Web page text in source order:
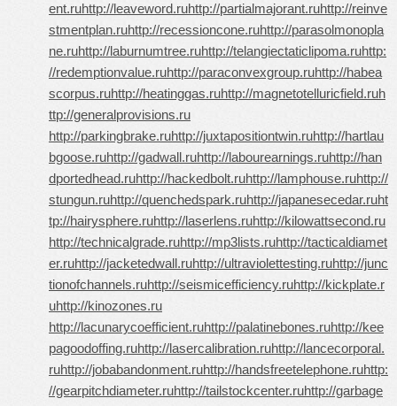
ent.ruhttp://leaveword.ruhttp://partialmajorant.ruhttp://reinve
stmentplan.ruhttp://recessioncone.ruhttp://parasolmonopla
ne.ruhttp://laburnumtree.ruhttp://telangiectaticlipoma.ruhttp:
//redemptionvalue.ruhttp://paraconvexgroup.ruhttp://habea
scorpus.ruhttp://heatinggas.ruhttp://magnetotelluricfield.ruh
ttp://generalprovisions.ru
http://parkingbrake.ruhttp://juxtapositiontwin.ruhttp://hartlau
bgoose.ruhttp://gadwall.ruhttp://labourearnings.ruhttp://han
dportedhead.ruhttp://hackedbolt.ruhttp://lamphouse.ruhttp://
stungun.ruhttp://quenchedspark.ruhttp://japanesecedar.ruht
tp://hairysphere.ruhttp://laserlens.ruhttp://kilowattsecond.ru
http://technicalgrade.ruhttp://mp3lists.ruhttp://tacticaldiamet
er.ruhttp://jacketedwall.ruhttp://ultraviolettesting.ruhttp://junc
tionofchannels.ruhttp://seismicefficiency.ruhttp://kickplate.r
uhttp://kinozones.ru
http://lacunarycoefficient.ruhttp://palatinebones.ruhttp://kee
pagoodoffing.ruhttp://lasercalibration.ruhttp://lancecorporal.
ruhttp://jobabandonment.ruhttp://handsfreetelephone.ruhttp:
//gearpitchdiameter.ruhttp://tailstockcenter.ruhttp://garbage